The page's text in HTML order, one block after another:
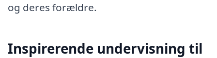
og deres forældre.
Inspirerende undervisning til